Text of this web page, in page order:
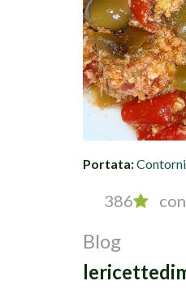
Portata:
386
Blog